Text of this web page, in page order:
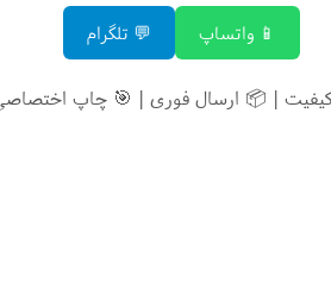
📱 واتساپ 💬 تلگرام
| 📦 ارسال فوری | 🎯 چاپ